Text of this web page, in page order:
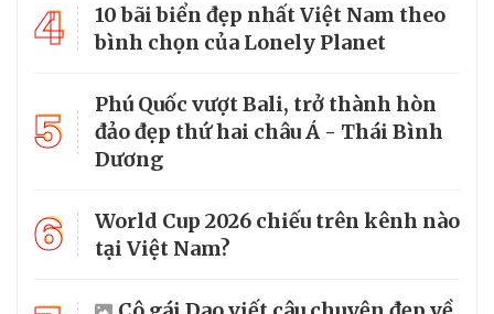
4
10 bãi biển đẹp nhất Việt Nam theo
bình chọn của Lonely Planet
5
Phú Quốc vượt Bali, trở thành hòn
đảo đẹp thứ hai châu Á - Thái Bình
Dương
6
World Cup 2026 chiếu trên kênh nào
tại Việt Nam?